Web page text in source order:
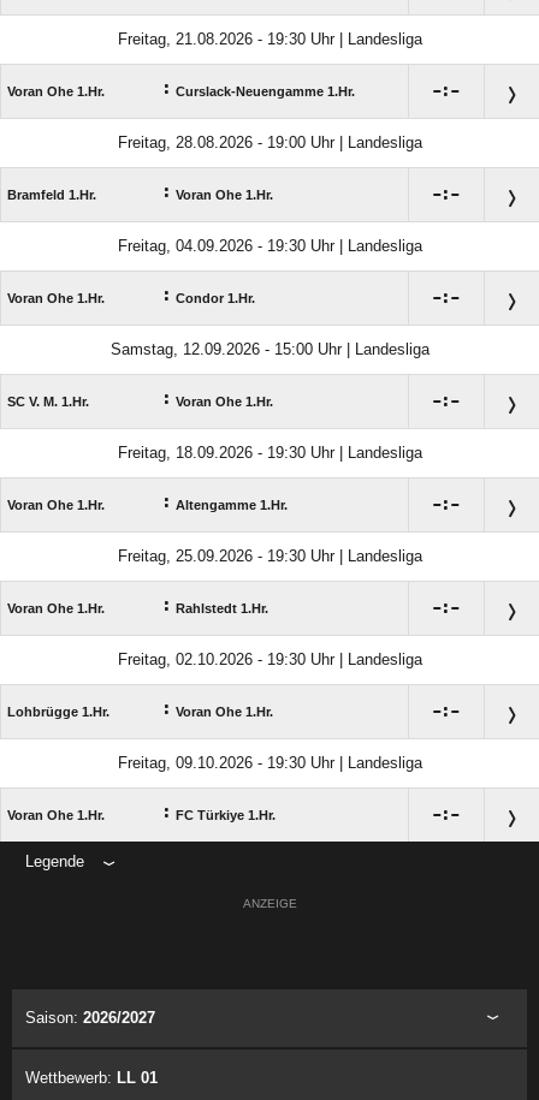
Freitag, 21.08.2026 - 19:30 Uhr | Landesliga
Voran Ohe 1.Hr. : Curslack-Neuengamme 1.Hr. :
Freitag, 28.08.2026 - 19:00 Uhr | Landesliga
Bramfeld 1.Hr. : Voran Ohe 1.Hr. :
Freitag, 04.09.2026 - 19:30 Uhr | Landesliga
Voran Ohe 1.Hr. : Condor 1.Hr. :
Samstag, 12.09.2026 - 15:00 Uhr | Landesliga
SC V. M. 1.Hr. : Voran Ohe 1.Hr. :
Freitag, 18.09.2026 - 19:30 Uhr | Landesliga
Voran Ohe 1.Hr. : Altengamme 1.Hr. :
Freitag, 25.09.2026 - 19:30 Uhr | Landesliga
Voran Ohe 1.Hr. : Rahlstedt 1.Hr. :
Freitag, 02.10.2026 - 19:30 Uhr | Landesliga
Lohbrügge 1.Hr. : Voran Ohe 1.Hr. :
Freitag, 09.10.2026 - 19:30 Uhr | Landesliga
Voran Ohe 1.Hr. : FC Türkiye 1.Hr. :
Legende
ANZEIGE
Saison: 2026/2027
Wettbewerb: LL 01